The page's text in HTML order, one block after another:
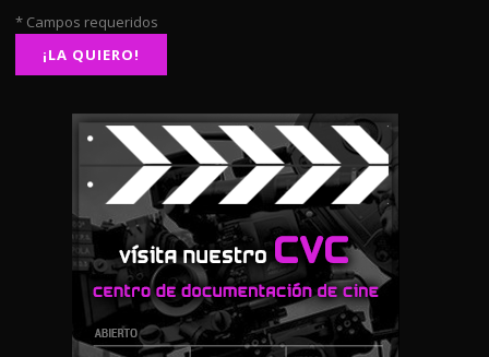
* Campos requeridos